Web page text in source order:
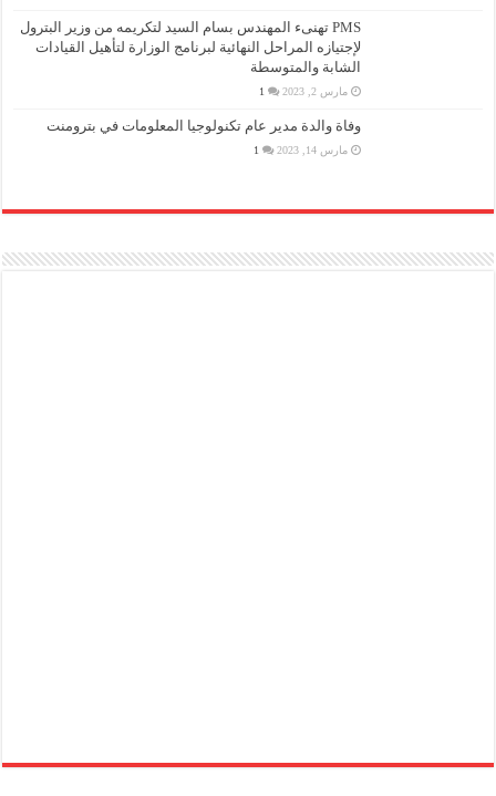
PMS تهنىء المهندس بسام السيد لتكريمه من وزير البترول
لإجتيازه المراحل النهائية لبرنامج الوزارة لتأهيل القيادات
الشابة والمتوسطة
مارس 2, 2023 1
وفاة والدة مدير عام تكنولوجيا المعلومات في بترومنت
مارس 14, 2023 1